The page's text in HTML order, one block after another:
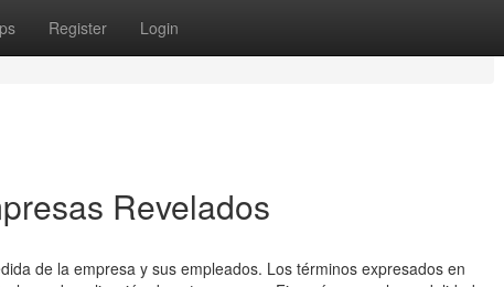
Register Login
Revelados
de la empresa y sus empleados. Los términos expresados en